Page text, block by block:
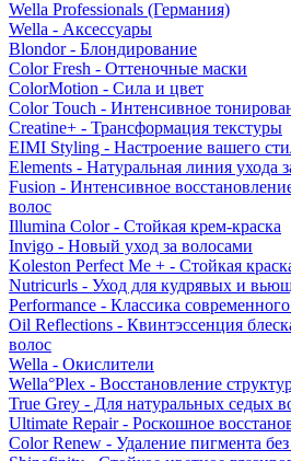
Wella Professionals (Германия)
Wella - Аксессуары
Blondor - Блондирование
Color Fresh - Оттеночные маски
ColorMotion - Сила и цвет
Color Touch - Интенсивное
Creatine+ - Трансформация текстуры
EIMI Styling - Настроение вашего
Elements - Натуральная линия ухода
Fusion - Интенсивное
волос
Illumina Color - Стойкая крем-краска
Invigo - Новый уход за волосами
Koleston Perfect Me + - Стойкая
Nutricurls - Уход для кудрявых и
Performance - Классика
Oil Reflections - Квинтэссенция
волос
Wella - Окислители
Wella°Plex - Восстановление
True Grey - Для натуральных седых
Ultimate Repair - Роскошное
Color Renew - Удаление пигмента